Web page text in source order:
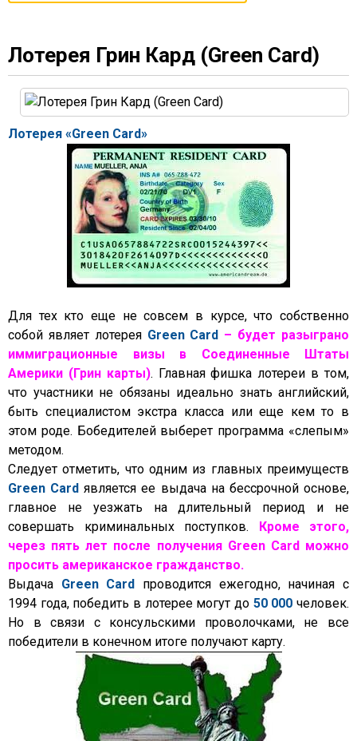
Лотерея Грин Кард (Green Card)
Лотерея «Green Card»
Для тех кто еще не совсем в курсе, что собственно
собой являет лотерея Green Card – будет разыграно
иммиграционные визы в Соединенные Штаты
Америки (Грин карты). Главная фишка лотереи в том,
что участники не обязаны идеально знать английский,
быть специалистом экстра класса или еще кем то в
этом роде. Бобедителей выберет программа «слепым»
методом.
Следует отметить, что одним из главных преимуществ
Green Card является ее выдача на бессрочной основе,
главное не уезжать на длительный период и не
совершать криминальных поступков.
Кроме этого,
через пять лет после получения Green Card можно
просить американское гражданство.
Выдача Green Card
проводится ежегодно, начиная с
1994 года, победить в лотерее могут до 50 000 человек.
Но в связи с консульскими проволочками, не все
победители в конечном итоге получают карту.